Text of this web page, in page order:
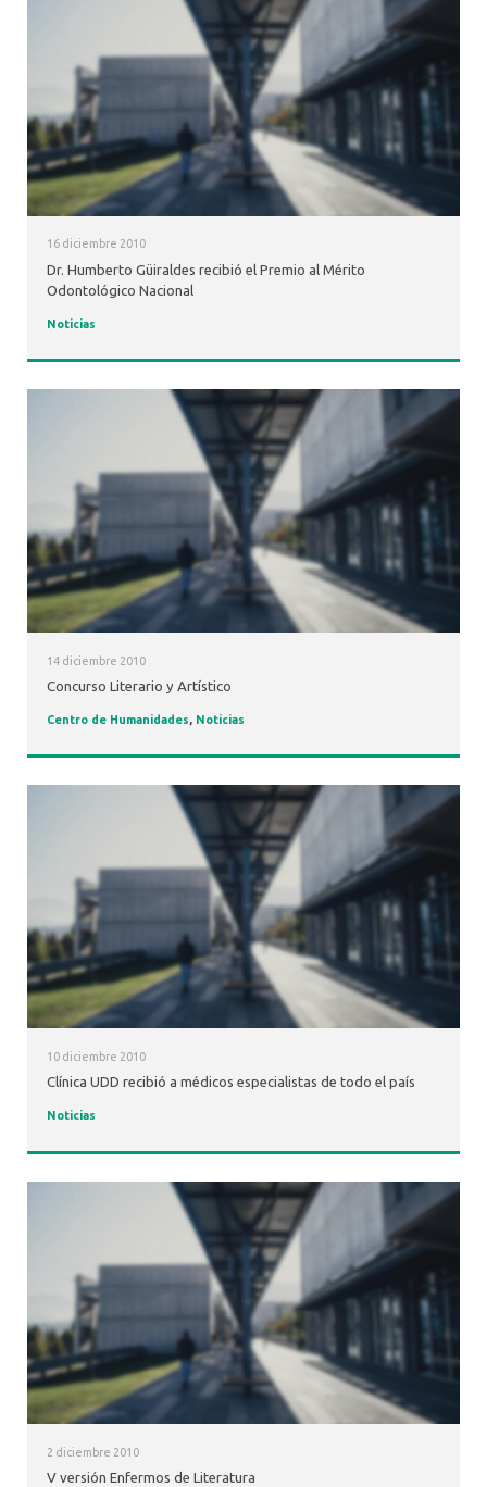
16 diciembre 2010
Dr. Humberto Güiraldes recibió el Premio al Mérito
Odontológico Nacional
Noticias
14 diciembre 2010
Concurso Literario y Artístico
Centro de Humanidades, Noticias
10 diciembre 2010
Clínica UDD recibió a médicos especialistas de todo el país
Noticias
2 diciembre 2010
V versión Enfermos de Literatura